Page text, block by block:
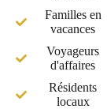
Familles en
vacances
Voyageurs
d'affaires
Résidents
locaux